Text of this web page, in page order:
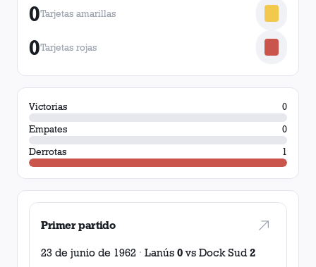
0Tarjetas amarillas
0Tarjetas rojas
Victorias
0
Empates
0
Derrotas
1
Primer partido
23 de junio de 1962 · Lanús 0vs Dock Sud 2